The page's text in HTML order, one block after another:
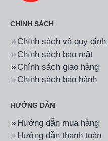
CHÍNH SÁCH
Chính sách và quy định
Chính sách bảo mật
Chính sách giao hàng
Chính sách bảo hành
HƯỚNG DẪN
Hướng dẫn mua hàng
Hướng dẫn thanh toán